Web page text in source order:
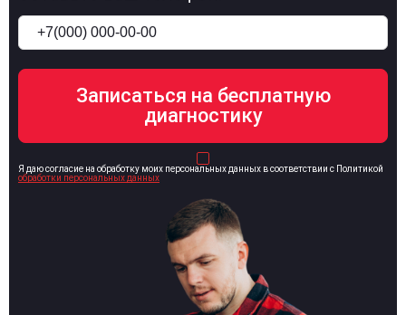
Я даю согласие на обработку моих персональных данных в соответствии с Политикой
обработки персональных данных